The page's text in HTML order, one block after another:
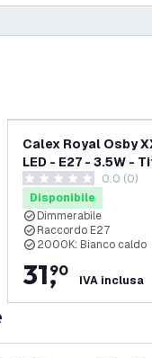
lista desideri
Calex Royal Osby
LED - E27 - 3.5W -
Dimmerabile
0 stelle di valutazione
0.0 (0)
Disponibile
Dimmerabile
Raccordo E27
2000K: Bianco caldo
31,
90
IVA inclusa